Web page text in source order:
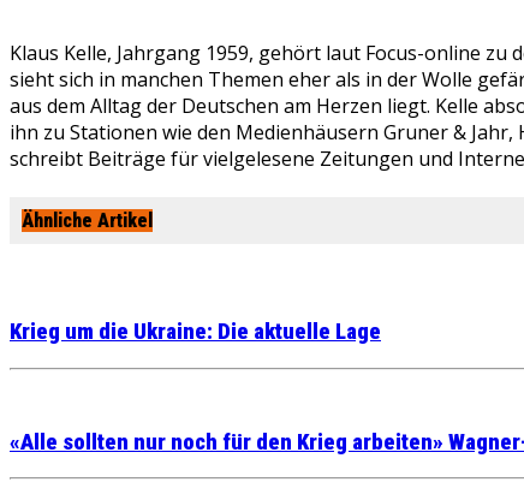
Klaus Kelle, Jahrgang 1959, gehört laut Focus-online
sieht sich in manchen Themen eher als in der Wolle
aus dem Alltag der Deutschen am Herzen liegt. Kelle
ihn zu Stationen wie den Medienhäusern Gruner &
schreibt Beiträge für vielgelesene Zeitungen und
Ähnliche Artikel
Krieg um die Ukraine: Die aktuelle Lage
«Alle sollten nur noch für den Krieg arbeiten»